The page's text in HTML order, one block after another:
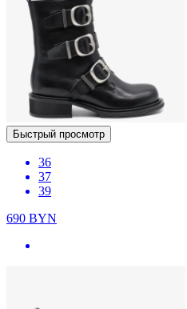
Быстрый просмотр
36
37
39
690 BYN